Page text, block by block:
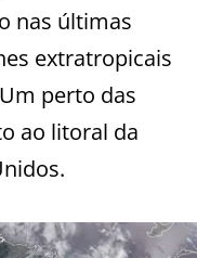
nas últimas
extratropicais
perto das
ao litoral da